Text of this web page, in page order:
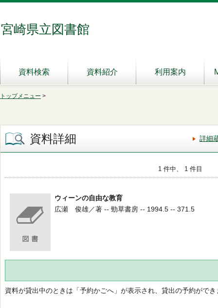
宮崎県立図書館
資料検索 資料紹介 利用案内
トップメニュー >
資料詳細 詳細
1 件中、 1 件目
ウィーンの自由な教育
広瀬 俊雄／著 -- 勁草書房 -- 1994.5 -- 371.5
資料が貸出中のときは「予約かごへ」が表示され、貸出の予約ができ